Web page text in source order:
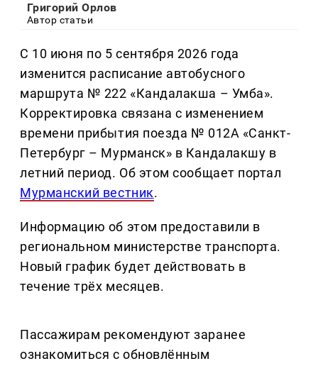
Григорий Орлов
Автор статьи
С 10 июня по 5 сентября 2026 года
изменится расписание автобусного
маршрута № 222 «Кандалакша – Умба».
Корректировка связана с изменением
времени прибытия поезда № 012А «Санкт-
Петербург – Мурманск» в Кандалакшу в
летний период. Об этом сообщает портал
Мурманский вестник.
Информацию об этом предоставили в
региональном министерстве транспорта.
Новый график будет действовать в
течение трёх месяцев.
Пассажирам рекомендуют заранее
ознакомиться с обновлённым